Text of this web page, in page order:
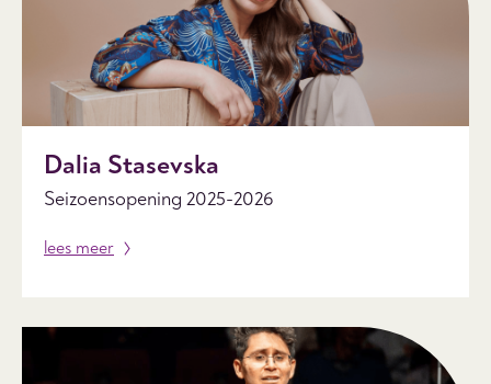
Dalia Stasevska
Seizoensopening 2025-2026
lees meer